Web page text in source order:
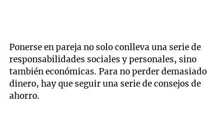
Ponerse en pareja no solo conlleva una serie de
responsabilidades sociales y personales, sino
también económicas. Para no perder demasiado
dinero, hay que seguir una serie de consejos de
ahorro.